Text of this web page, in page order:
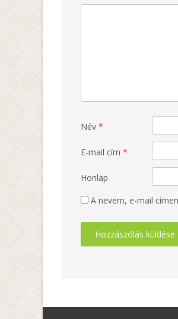
Név *
E-mail cím *
Honlap
A nevem, e-mail